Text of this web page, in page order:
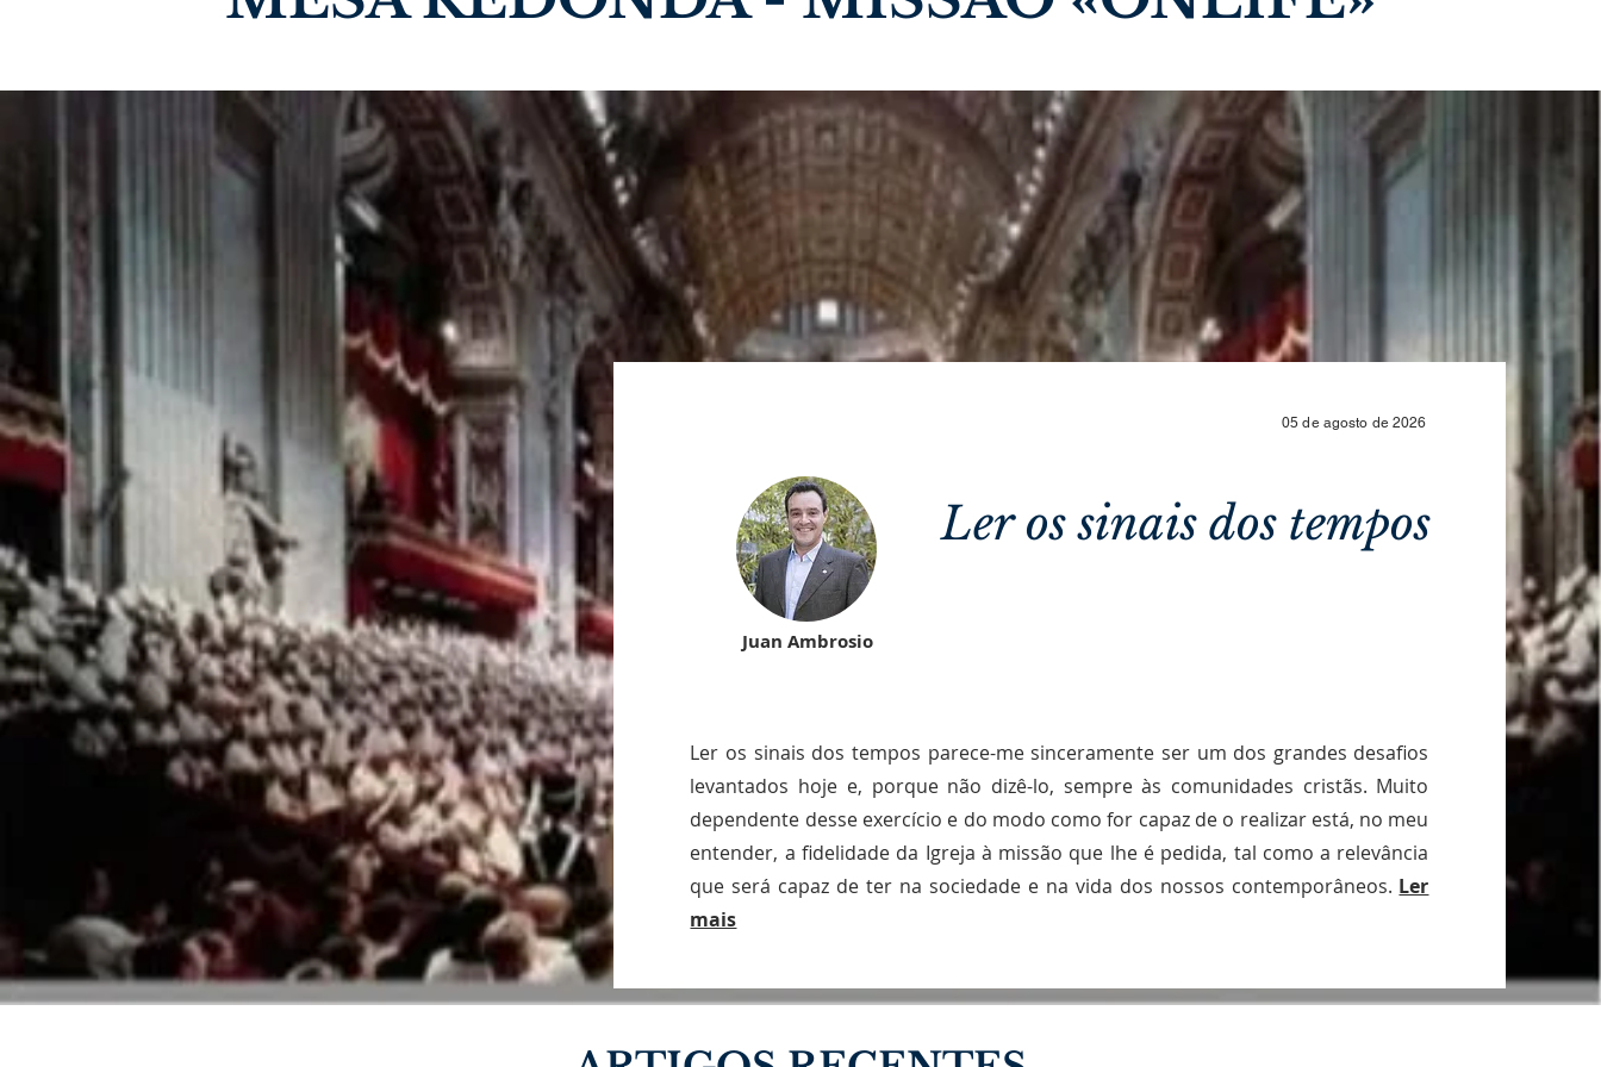
05 de agosto de 2026
Juan Ambrosio
Ler os sinais dos tempos
Ler os sinais dos tempos parece-me sinceramente ser um dos grandes desafios
levantados hoje e, porque não dizê-lo, sempre às comunidades cristãs. Muito
dependente desse exercício e do modo como for capaz de o realizar está, no meu
entender, a fidelidade da Igreja à missão que lhe é pedida, tal como a relevância
que será capaz de ter na sociedade e na vida dos nossos contemporâneos. Ler
mais